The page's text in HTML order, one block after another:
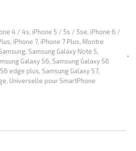
4 / 4s, iPhone 5 / 5s / 5se, iPhone 6 /
, iPhone 7, iPhone 7 Plus, Montre
, Samsung Galaxy Note 5,
Galaxy S6, Samsung Galaxy S6
edge plus, Samsung Galaxy S7,
, Universelle pour SmartPhone